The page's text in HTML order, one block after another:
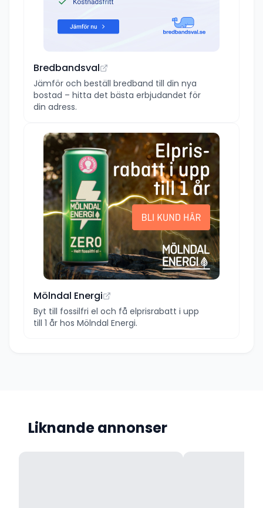
Bredbandsval
Jämför och beställ bredband till din nya
bostad – hitta det bästa erbjudandet för
din adress.
Mölndal Energi
Byt till fossilfri el och få elprisrabatt i upp
till 1 år hos Mölndal Energi.
Liknande annonser